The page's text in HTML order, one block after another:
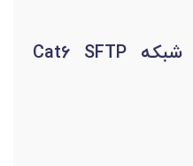
مشخصات فنی کابل شبکه Cat6 SFTP